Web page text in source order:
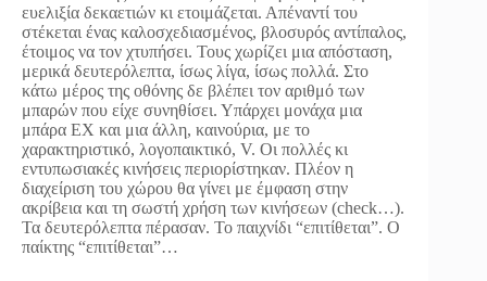
ευελιξία δεκαετιών κι ετοιμάζεται. Απέναντί του
στέκεται ένας καλοσχεδιασμένος, βλοσυρός αντίπαλος,
έτοιμος να τον χτυπήσει. Τους χωρίζει μια απόσταση,
μερικά δευτερόλεπτα, ίσως λίγα, ίσως πολλά. Στο
κάτω μέρος της οθόνης δε βλέπει τον αριθμό των
μπαρών που είχε συνηθίσει. Υπάρχει μονάχα μια
μπάρα ΕΧ και μια άλλη, καινούρια, με το
χαρακτηριστικό, λογοπαικτικό, V. Οι πολλές κι
εντυπωσιακές κινήσεις περιορίστηκαν. Πλέον η
διαχείριση του χώρου θα γίνει με έμφαση στην
ακρίβεια και τη σωστή χρήση των κινήσεων (check…).
Τα δευτερόλεπτα πέρασαν. Το παιχνίδι “επιτίθεται”. Ο
παίκτης “επιτίθεται”…